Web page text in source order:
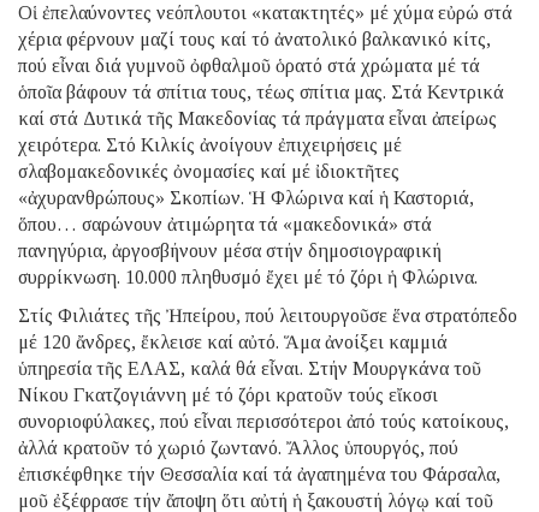
Οἱ ἐπελαύνοντες νεόπλουτοι «κατακτητές» μέ χύμα εὐρώ στά
χέρια φέρνουν μαζί τους καί τό ἀνατολικό βαλκανικό κίτς,
πού εἶναι διά γυμνοῦ ὀφθαλμοῦ ὁρατό στά χρώματα μέ τά
ὁποῖα βάφουν τά σπίτια τους, τέως σπίτια μας. Στά Κεντρικά
καί στά Δυτικά τῆς Μακεδονίας τά πράγματα εἶναι ἀπείρως
χειρότερα. Στό Κιλκίς ἀνοίγουν ἐπιχειρήσεις μέ
σλαβομακεδονικές ὀνομασίες καί μέ ἰδιοκτῆτες
«ἀχυρανθρώπους» Σκοπίων. Ἡ Φλώρινα καί ἡ Καστοριά,
ὅπου… σαρώνουν ἀτιμώρητα τά «μακεδονικά» στά
πανηγύρια, ἀργοσβήνουν μέσα στήν δημοσιογραφική
συρρίκνωση. 10.000 πληθυσμό ἔχει μέ τό ζόρι ἡ Φλώρινα.
Στίς Φιλιάτες τῆς Ἠπείρου, πού λειτουργοῦσε ἕνα στρατόπεδο
μέ 120 ἄνδρες, ἔκλεισε καί αὐτό. Ἅμα ἀνοίξει καμμιά
ὑπηρεσία τῆς ΕΛΑΣ, καλά θά εἶναι. Στήν Μουργκάνα τοῦ
Νίκου Γκατζογιάννη μέ τό ζόρι κρατοῦν τούς εἴκοσι
συνοριοφύλακες, πού εἶναι περισσότεροι ἀπό τούς κατοίκους,
ἀλλά κρατοῦν τό χωριό ζωντανό. Ἄλλος ὑπουργός, πού
ἐπισκέφθηκε τήν Θεσσαλία καί τά ἀγαπημένα του Φάρσαλα,
μοῦ ἐξέφρασε τήν ἄποψη ὅτι αὐτή ἡ ξακουστή λόγῳ καί τοῦ